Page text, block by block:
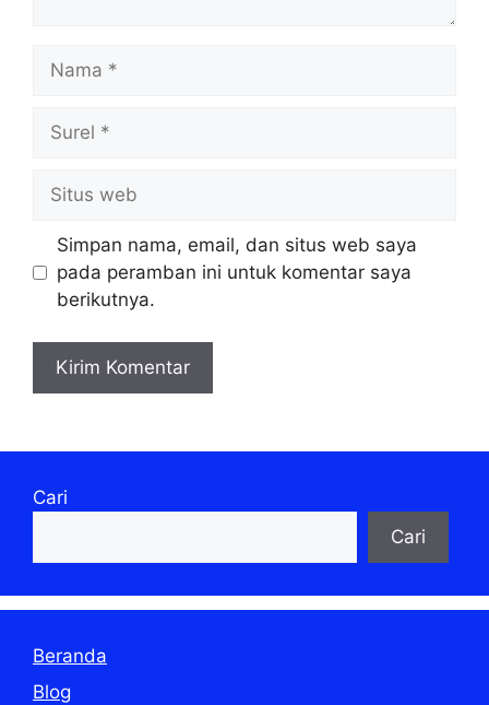
Nama
Surel
Situs
web
Simpan nama, email, dan situs web saya
pada peramban ini untuk komentar saya
berikutnya.
Cari
Cari
Beranda
Blog